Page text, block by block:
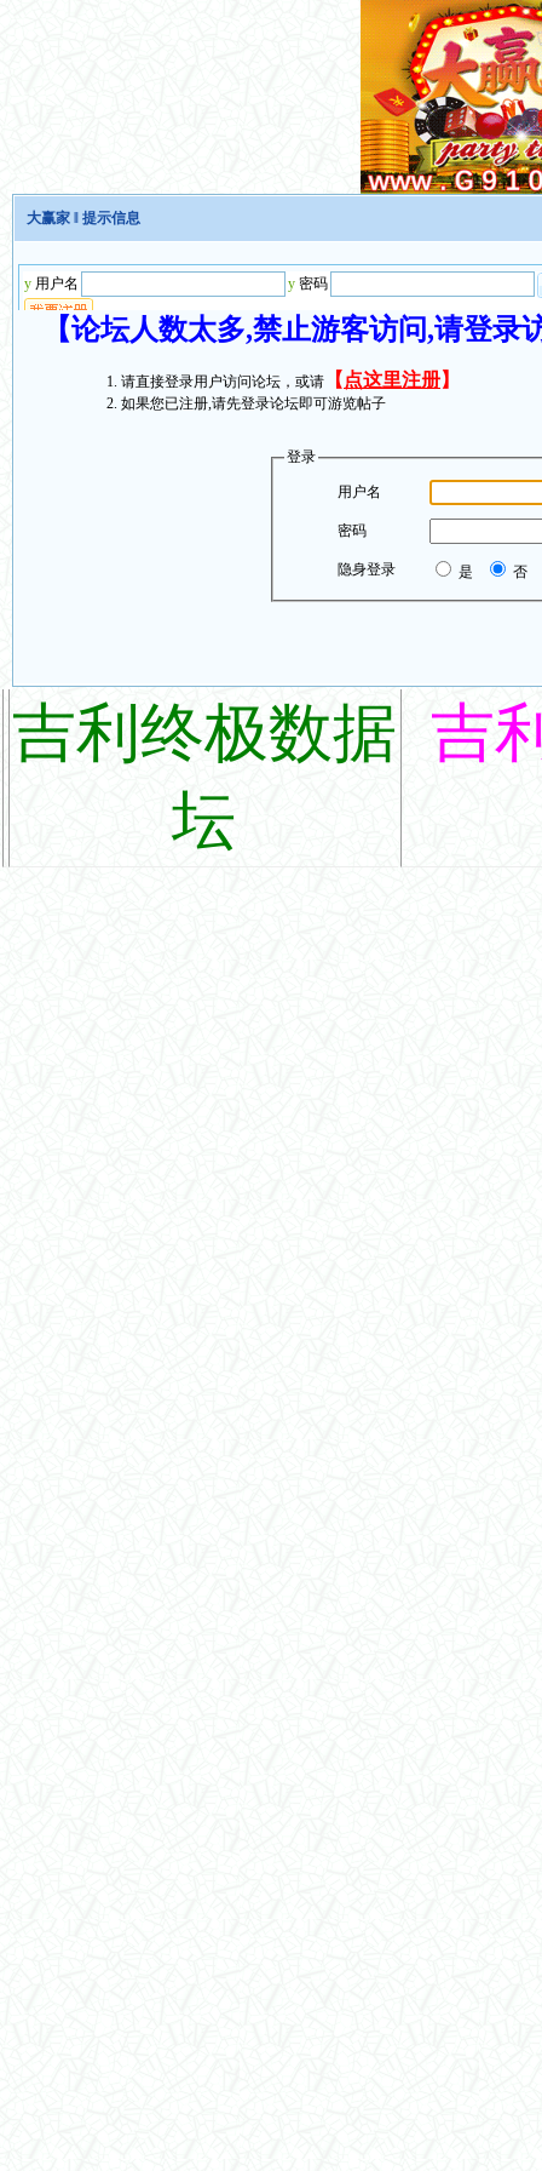
大赢家 ‖ 提示信息
【论坛人数太多,禁止游客访问,请登
请直接登录用户访问论坛，或请 【 点这里注册】
如果您已注册,请先登录论坛即可游览帖子
登录
用户名
密码
隐身登录 是 否
吉利终极数据
坛
吉